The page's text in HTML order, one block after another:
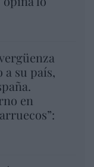
a su país,
en